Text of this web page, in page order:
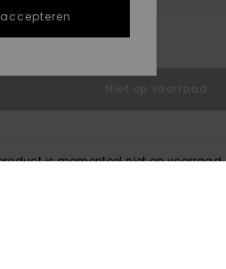
maattabel
is momenteel niet op voorraad.